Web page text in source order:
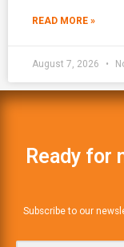
READ MORE »
August 7, 2026
Ready for
Subscribe to our